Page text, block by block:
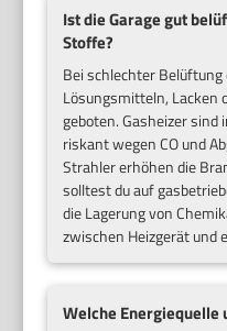
Ist die Garage gut
Stoffe?
Bei schlechter Belüftung
Lösungsmitteln, Lacken
geboten. Gasheizer sind
riskant wegen CO und
Strahler erhöhen die
solltest du auf
die Lagerung von
zwischen Heizgerät und
Welche Energiequelle